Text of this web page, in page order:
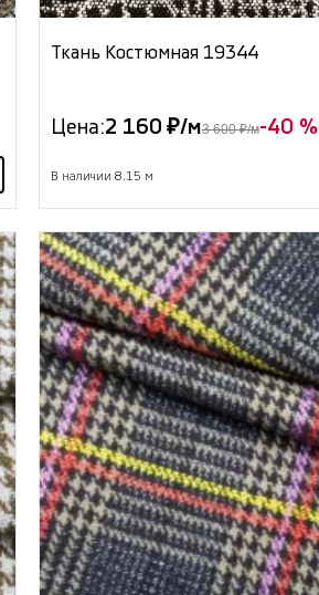
Ткань Костюмная 19344
Цена:2 160 ₽/м3 600 ₽/м-40 %
В наличии 8.15 м